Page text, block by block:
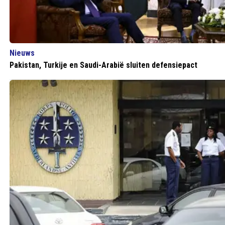
Nieuws
Pakistan, Turkije en Saudi-Arabië sluiten defensiepact